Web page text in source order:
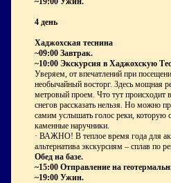
4 день
Хаджохская теснина
~09:00 Завтрак.
~10:00 Экскурсия в Хаджохскую
Уверяем, от впечатлений при
необычайный восторг. Здесь мощная
метровый проем. Что тут происходит
снегов рассказать нельзя. Но можно
самим услышать голос реки, которую
каменные наручники.
· ВАЖНО! В теплое время года для
альтернатива экскурсиям – сплав по
Обед на базе.
~15:00 Отправление на
~19:00 Ужин.